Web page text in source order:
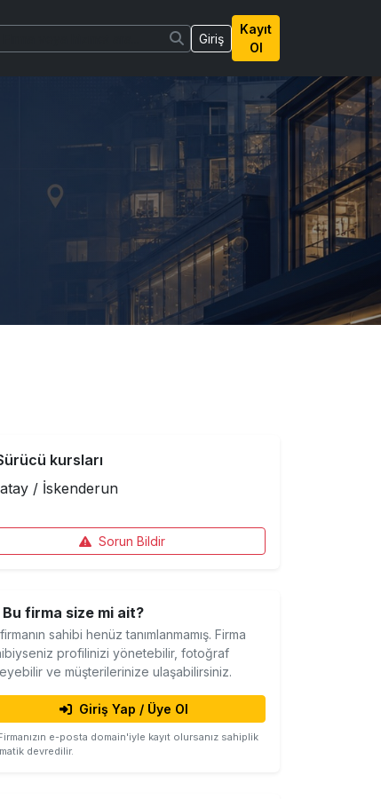
Giriş
Kayıt
Ol
kursları
/ İskenderun
Sorun Bildir
Bu firma size mi ait?
sahibi henüz tanımlanmamış. Firma
profilinizi yönetebilir, fotoğraf
ve müşterilerinize ulaşabilirsiniz.
Giriş Yap / Üye Ol
e-posta domain'iyle kayıt olursanız sahiplik
devredilir.